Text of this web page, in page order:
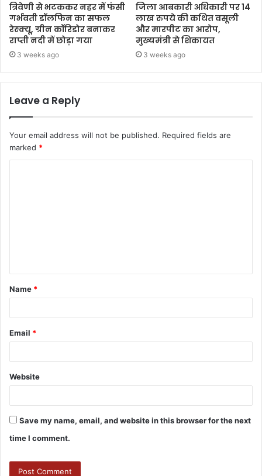
त्रिवेणी से भटककर नहर में फंसी
गर्भवती डॉलफिन का सफल
रेस्क्यू, ग्रीन कॉरिडोर बनाकर
राप्ती नदी में छोड़ा गया
3 weeks ago
जिला आबकारी अधिकारी पर 14
लाख रुपये की कथित वसूली
और मारपीट का आरोप,
मुख्यमंत्री से शिकायत
3 weeks ago
Leave a Reply
Your email address will not be published. Required fields are
marked *
Name *
Email *
Website
Save my name, email, and website in this browser for the next
time I comment.